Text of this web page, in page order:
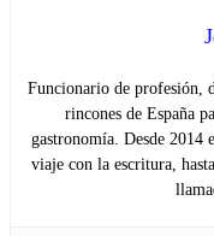
Funcionario de profesión,
rincones de España
gastronomía. Desde 2014
viaje con la escritura,